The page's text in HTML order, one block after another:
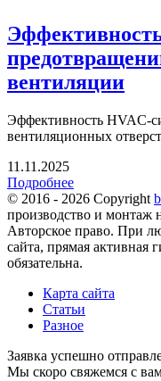
вентиляции
Эффективность HVAC-
вентиляционных
11.11.2025
Подробнее
© 2016 - 2026 Copyright
производство и монтаж
Авторское право. При
сайта, прямая активная
обязательна.
Карта сайта
Статьи
Разное
Заявка успешно
Мы скоро свяжемся с